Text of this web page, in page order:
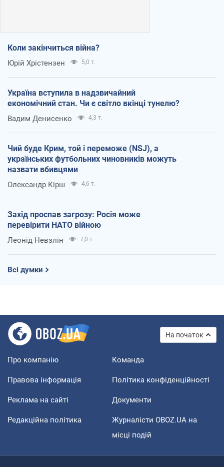
Коли закінчиться війна?
Юрій Хрістензен 5,0 т.
Україна вступила в надзвичайний
економічний стан. Чи є світло вкінці тунелю?
Вадим Денисенко 4,3 т.
Чий буде Крим, той і переможе (NSJ), а
українських футбольних чиновників можуть
назвати вбивцями
Олександр Кірш 4,6 т.
Захід проспав загрозу: Росія може
перевірити НАТО війною
Леонід Невзлін 7,0 т.
Всі думки
На початок
Про компанію Команда
Правова інформація Політика конфіденційності
Реклама на сайті Документи
Редакційна політика
Журналісти OBOZ.UA на
місці подій